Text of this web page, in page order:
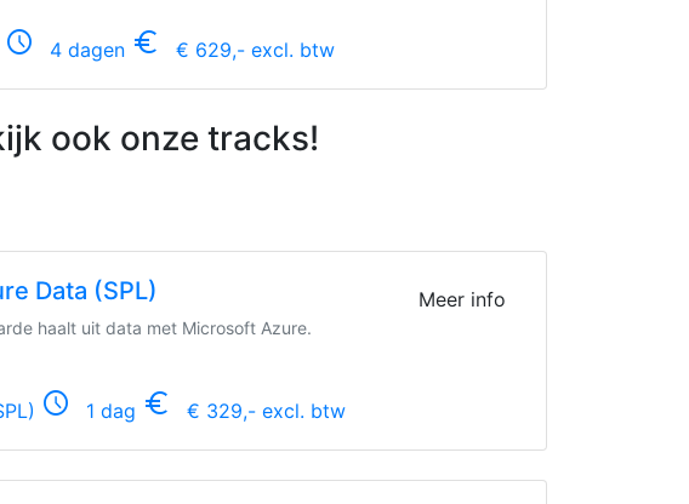
schedule 4 dagen euro_symbol € 629,- excl. btw
ook onze tracks!
Data (SPL)
haalt uit data met Microsoft Azure.
schedule 1 dag euro_symbol € 329,- excl. btw
Meer info